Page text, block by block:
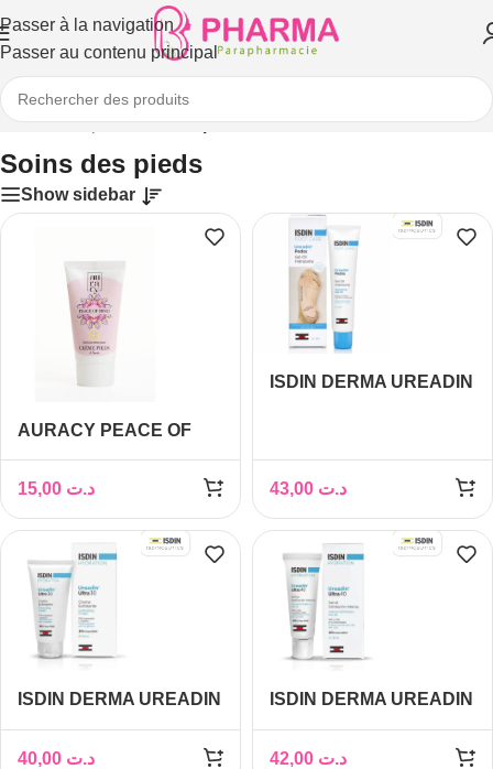
Passer à la navigation
Passer au contenu principal
Accueil/Corps/Soins des pieds
Soins des pieds
Show sidebar
AURACY PEACE OF
L’UREE 20% 50GR
د.ت
ISDIN DERMA UREADIN
د.ت
ISDIN DERMA UREADIN
PIEDS 50ML
د.ت
ISDIN DERMA UREADIN
PIEDS 30ML
د.ت